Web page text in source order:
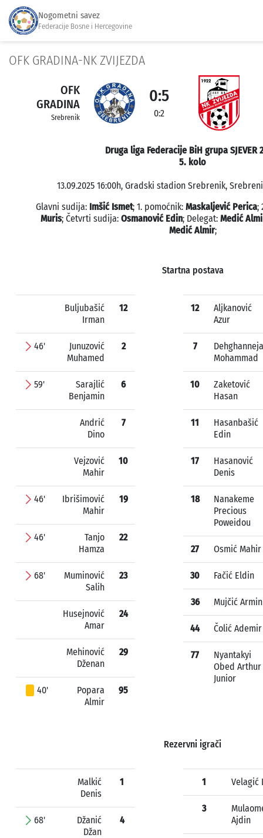
Nogometni savez
Federacije Bosne i Hercegovine
OFK GRADINA-NK ZVIJEZDA
OFK
GRADINA
Srebrenik
0:5
0:2
Druga liga Federacije BiH grupa SJEVER
5. kolo
13.09.2025 16:00h, Gradski stadion Srebrenik,
Glavni sudija: Imšić Ismet; 1. pomoćnik: Maskaljević Perica;
Muris; Četvrti sudija: Osmanović Edin; Delegat: Medić
Medić Almir;
Startna postava
Buljubašić
Irman
12
46'
Junuzović
Muhamed
2
59'
Sarajlić
Benjamin
6
Andrić
Dino
7
Vejzović
Mahir
10
46'
Ibrišimović
Mahir
19
46'
Tanjo
Hamza
22
68'
Muminović
Salih
23
Husejnović
Amar
24
Mehinović
Dženan
29
40'
Popara
Almir
95
12
Aljkanović
Azur
7
Mohammad
10
Zaketović
Hasan
11
Hasanbašić
Edin
17
Hasanović
Denis
18
Nanakeme
Precious
Poweidou
27 Osmić Mahir
30 Fačić Eldin
36 Mujčić Armin
44 Čolić Ademir
77
Nyantakyi
Obed Arthur
Junior
Rezervni igrači
Malkić
Denis
1
68'
Džanić
Džan
4
1 Velagić
3
Ajdin